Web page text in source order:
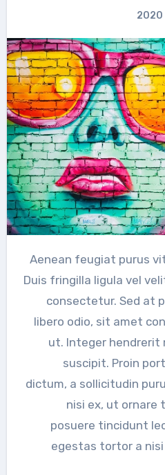
Aenean feugiat purus vitae sollicitudin laoreet.
Duis fringilla ligula vel
consectetur. Sed at
libero odio, sit amet
ut. Integer hendrerit
suscipit. Proin
dictum, a sollicitudin
nisi ex, ut ornare
posuere tincidunt
egestas tortor a